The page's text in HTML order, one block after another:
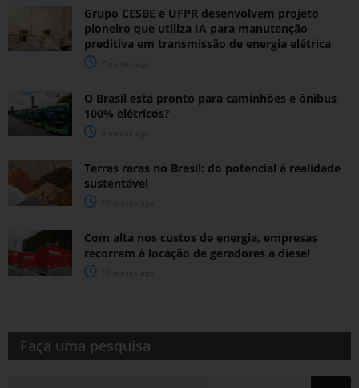
Grupo CESBE e UFPR desenvolvem projeto
pioneiro que utiliza IA para manutenção
preditiva em transmissão de energia elétrica
O Brasil está pronto para caminhões e ônibus
100% elétricos?
Terras raras no Brasil: do potencial à realidade
sustentável
Com alta nos custos de energia, empresas
recorrem à locação de geradores a diesel
Faça uma pesquisa​​